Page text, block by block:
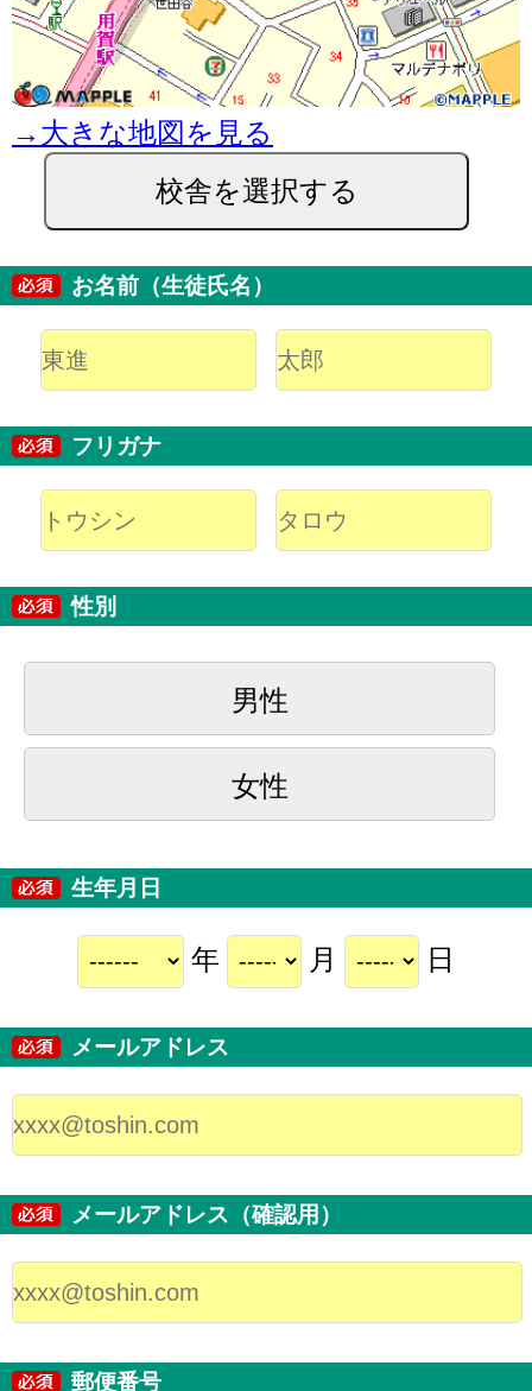
→大きな地図を見る
校舎を選択する
お名前（生徒氏名）
フリガナ
性別
男性
女性
生年月日
年 月 日
メールアドレス
メールアドレス（確認用）
郵便番号